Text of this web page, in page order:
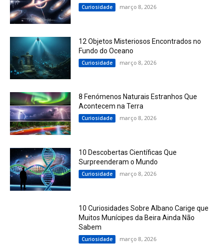
Curiosidade março 8, 2026
12 Objetos Misteriosos Encontrados no
Fundo do Oceano
Curiosidade março 8, 2026
8 Fenómenos Naturais Estranhos Que
Acontecem na Terra
Curiosidade março 8, 2026
10 Descobertas Científicas Que
Surpreenderam o Mundo
Curiosidade março 8, 2026
10 Curiosidades Sobre Albano Carige que
Muitos Munícipes da Beira Ainda Não
Sabem
Curiosidade março 8, 2026